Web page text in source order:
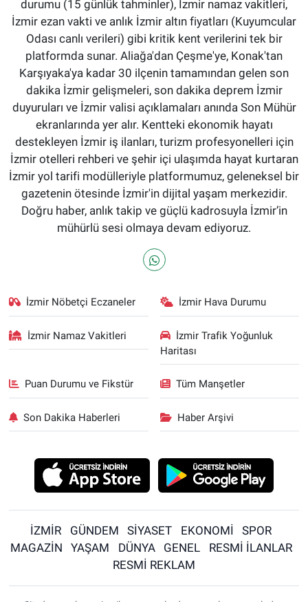
durumu (15 günlük tahminler), İzmir namaz vakitleri,
İzmir ezan vakti ve anlık İzmir altın fiyatları (Kuyumcular
Odası canlı verileri) gibi kritik kent verilerini tek bir
platformda sunar. Aliağa'dan Çeşme'ye, Konak'tan
Karşıyaka'ya kadar 30 ilçenin tamamından gelen son
dakika İzmir gelişmeleri, son dakika deprem İzmir
duyuruları ve İzmir valisi açıklamaları anında Son Mühür
ekranlarında yer alır. Kentteki ekonomik hayatı
destekleyen İzmir iş ilanları, turizm profesyonelleri için
İzmir otelleri rehberi ve şehir içi ulaşımda hayat kurtaran
İzmir yol tarifi modülleriyle platformumuz, geleneksel bir
gazetenin ötesinde İzmir'in dijital yaşam merkezidir.
Doğru haber, anlık takip ve güçlü kadrosuyla İzmir’in
mühürlü sesi olmaya devam ediyoruz.
İzmir Nöbetçi Eczaneler İzmir Hava Durumu
İzmir Namaz Vakitleri
İzmir Trafik Yoğunluk
Haritası
Puan Durumu ve Fikstür Tüm Manşetler
Son Dakika Haberleri Haber Arşivi
İZMİR GÜNDEM SİYASET EKONOMİ
SPOR
MAGAZİN
YAŞAM DÜNYA GENEL
RESMİ İLANLAR
RESMİ REKLAM